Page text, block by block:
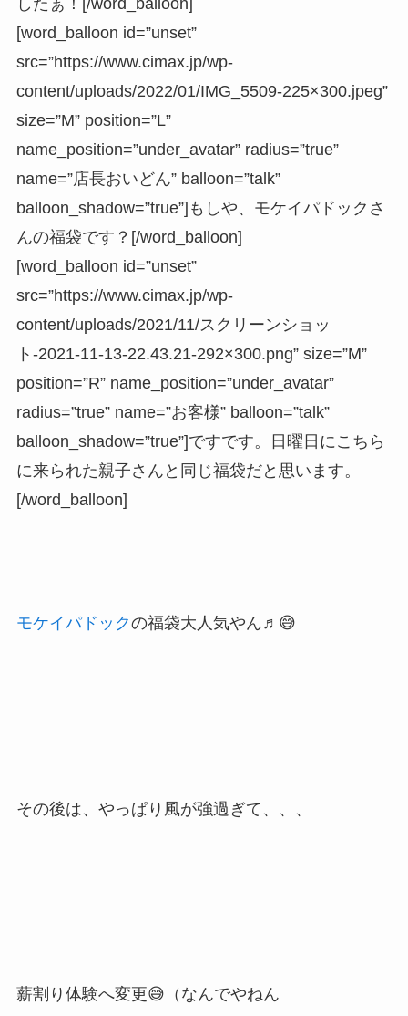
[word_balloon id=”unset”
src=”https://www.cimax.jp/wp-
content/uploads/2022/01/IMG_5509-225×300.jpeg”
size=”M” position=”L”
name_position=”under_avatar” radius=”true”
name=”店長おいどん” balloon=”talk”
balloon_shadow=”true”]もしや、モケイパドックさ
んの福袋です？[/word_balloon]
[word_balloon id=”unset”
src=”https://www.cimax.jp/wp-
content/uploads/2021/11/スクリーンショッ
ト-2021-11-13-22.43.21-292×300.png” size=”M”
position=”R” name_position=”under_avatar”
radius=”true” name=”お客様” balloon=”talk”
balloon_shadow=”true”]ですです。日曜日にこちら
に来られた親子さんと同じ福袋だと思います。
[/word_balloon]
モケイパドックの福袋大人気やん♬😅
その後は、やっぱり風が強過ぎて、、、
薪割り体験へ変更😅（なんでやねん